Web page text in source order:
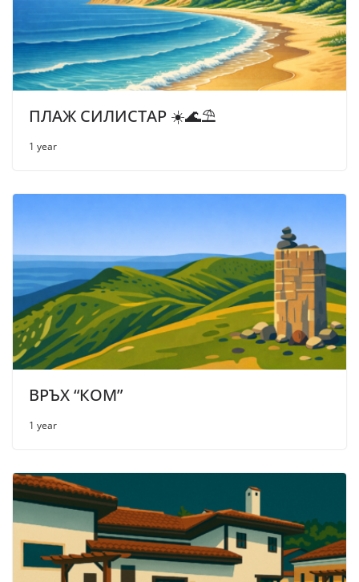
ПЛАЖ СИЛИСТАР ☀️🌊⛱
1 year
ВРЪХ “КОМ”
1 year